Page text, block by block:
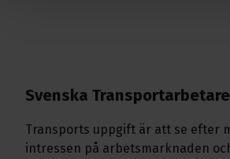
Svenska
Transports uppgift är att se efter
intressen på arbetsmarknaden